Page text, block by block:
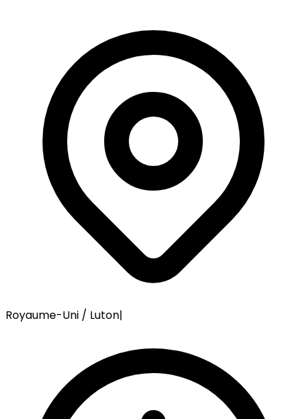
Royaume-Uni / Luton|